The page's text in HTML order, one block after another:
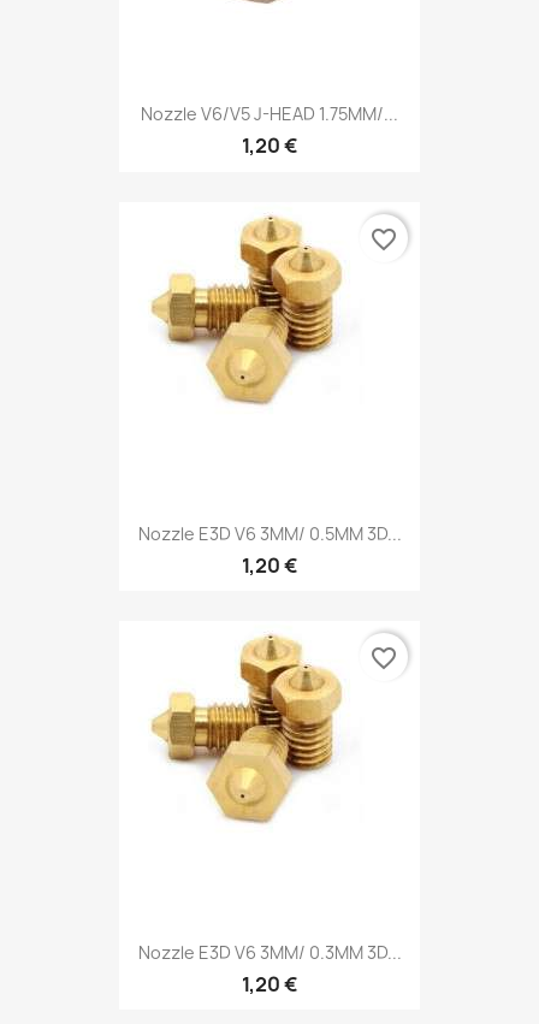
Nozzle V6/V5 J-HEAD 1.75MM/...
1,20 €
Nozzle E3D V6 3MM/ 0.5MM 3D...
1,20 €
favorite_border
Nozzle E3D V6 3MM/ 0.3MM 3D...
1,20 €
favorite_border